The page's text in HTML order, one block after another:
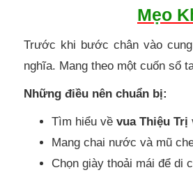
Mẹo
Trước khi bước chân vào
nghĩa. Mang theo một cuốn sổ
Những điều nên chuẩn bị:
Tìm hiểu về vua Thiệu Trị
Mang chai nước và mũ
Chọn giày thoải mái để di